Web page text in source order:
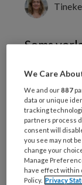
Soms
begin van
snappen
sociaal
We Care
We and our887
data or unique
tracking
partners process
consent will
you see may not
change your
Manage
have effect within
Policy. Privacy